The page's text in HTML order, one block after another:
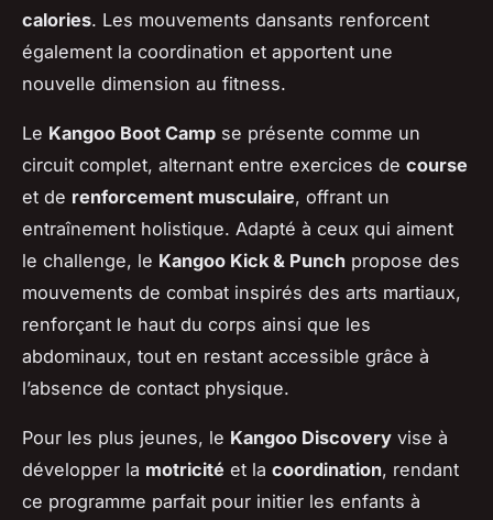
calories. Les mouvements dansants renforcent
également la coordination et apportent une
nouvelle dimension au fitness.
Le Kangoo Boot Camp se présente comme un
circuit complet, alternant entre exercices de course
et de renforcement musculaire, offrant un
entraînement holistique. Adapté à ceux qui aiment
le challenge, le Kangoo Kick & Punch propose des
mouvements de combat inspirés des arts martiaux,
renforçant le haut du corps ainsi que les
abdominaux, tout en restant accessible grâce à
l’absence de contact physique.
Pour les plus jeunes, le Kangoo Discovery vise à
développer la motricité et la coordination, rendant
ce programme parfait pour initier les enfants à